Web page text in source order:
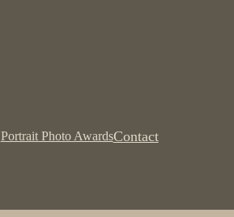
Portrait Photo AwardsContact